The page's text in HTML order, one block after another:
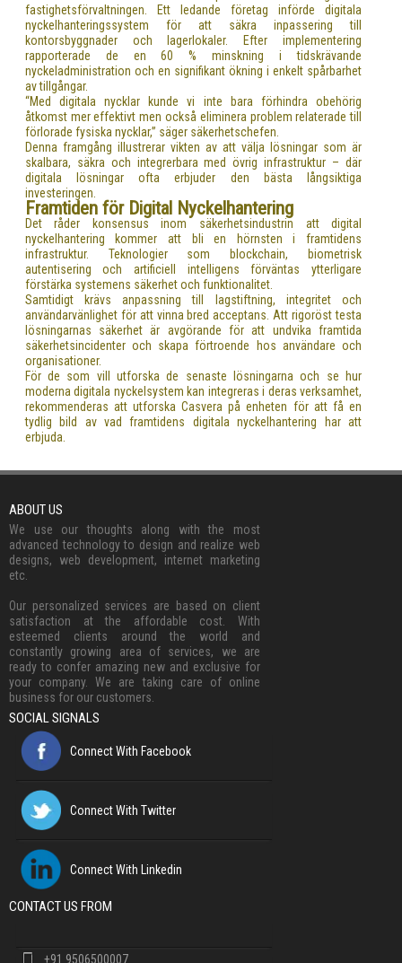
fastighetsförvaltningen. Ett ledande företag införde digitala
nyckelhanteringssystem för att säkra inpassering till
kontorsbyggnader och lagerlokaler. Efter implementering
rapporterade de en 60 % minskning i tidskrävande
nyckeladministration och en signifikant ökning i enkelt spårbarhet
av tillgångar.
“Med digitala nycklar kunde vi inte bara förhindra obehörig
åtkomst mer effektivt men också eliminera problem relaterade till
förlorade fysiska nycklar,” säger säkerhetschefen.
Denna framgång illustrerar vikten av att välja lösningar som är
skalbara, säkra och integrerbara med övrig infrastruktur – där
digitala lösningar ofta erbjuder den bästa långsiktiga
investeringen.
Framtiden för Digital Nyckelhantering
Det råder konsensus inom säkerhetsindustrin att digital
nyckelhantering kommer att bli en hörnsten i framtidens
infrastruktur. Teknologier som blockchain, biometrisk
autentisering och artificiell intelligens förväntas ytterligare
förstärka systemens säkerhet och funktionalitet.
Samtidigt krävs anpassning till lagstiftning, integritet och
användarvänlighet för att vinna bred acceptans. Att rigoröst testa
lösningarnas säkerhet är avgörande för att undvika framtida
säkerhetsincidenter och skapa förtroende hos användare och
organisationer.
För de som vill utforska de senaste lösningarna och se hur
moderna digitala nyckelsystem kan integreras i deras verksamhet,
rekommenderas att utforska Casvera på enheten för att få en
tydlig bild av vad framtidens digitala nyckelhantering har att
erbjuda.
ABOUT US
We use our thoughts along with the most
advanced technology to design and realize web
designs, web development, internet marketing
etc.
Our personalized services are based on client
satisfaction at the affordable cost. With
esteemed clients around the world and
constantly growing area of services, we are
ready to confer amazing new and exclusive for
your company. We are taking care of online
business for our customers.
SOCIAL SIGNALS
Connect With Facebook
Connect With Twitter
Connect With Linkedin
CONTACT US FROM
+91 9506500007